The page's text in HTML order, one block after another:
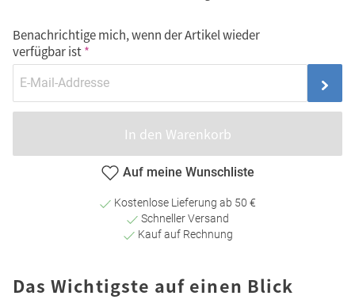
Benachrichtige mich, wenn der Artikel wieder
verfügbar ist
In den Warenkorb
Auf meine Wunschliste
Kostenlose Lieferung ab 50 €
Schneller Versand
Kauf auf Rechnung
Das Wichtigste auf einen Blick